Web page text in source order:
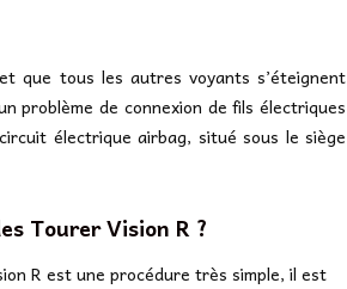
que tous les autres voyants s’éteignent
problème de connexion de fils électriques
électrique airbag, situé sous le siège
Tourer Vision R ?
R est une procédure très simple, il est